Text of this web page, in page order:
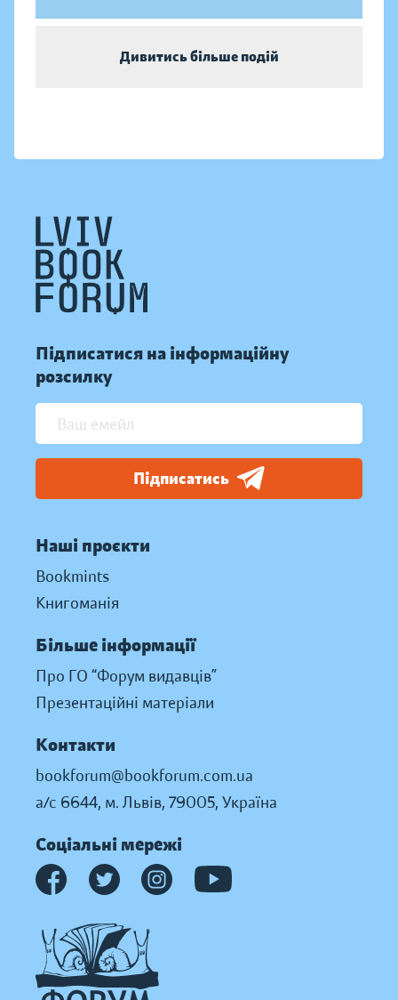
Дивитись більше подій
Підписатися на інформаційну
розсилку
Підписатись
Наші проєкти
Bookmints
Книгоманія
Більше інформації
Про ГО “Форум видавців”
Презентаційні матеріали
Контакти
bookforum@bookforum.com.ua
а/с 6644, м. Львів, 79005, Україна
Соціальні мережі